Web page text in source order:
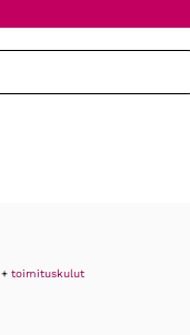
+toimituskulut